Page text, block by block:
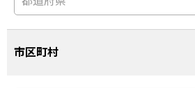
市区町村